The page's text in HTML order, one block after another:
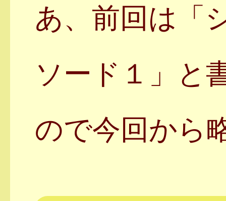
あ、前回は
ソード１」と
ので今回から